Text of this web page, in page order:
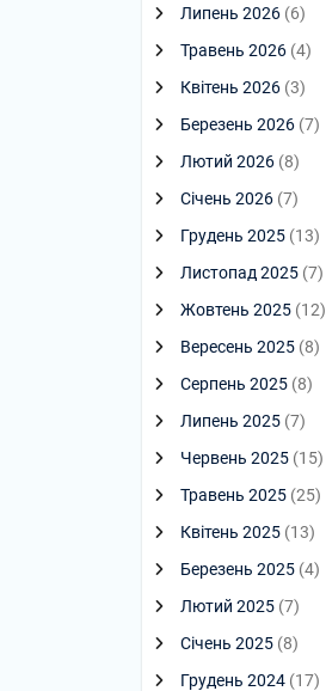
Липень 2026 (6)
Травень 2026 (4)
Квітень 2026 (3)
Березень 2026 (7)
Лютий 2026 (8)
Січень 2026 (7)
Грудень 2025 (13)
Листопад 2025 (7)
Жовтень 2025 (12)
Вересень 2025 (8)
Серпень 2025 (8)
Липень 2025 (7)
Червень 2025 (15)
Травень 2025 (25)
Квітень 2025 (13)
Березень 2025 (4)
Лютий 2025 (7)
Січень 2025 (8)
Грудень 2024 (17)